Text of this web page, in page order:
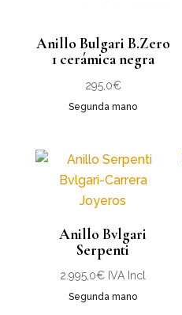
Anillo Bulgari B.Zero
1 cerámica negra
295,0€
Segunda mano
Anillo Bvlgari
Serpenti
2.995,0€ IVA Incl
Segunda mano